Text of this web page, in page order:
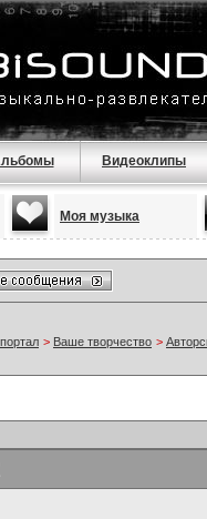
Видеоклипы
Моя музыка
> Ваше творчество >